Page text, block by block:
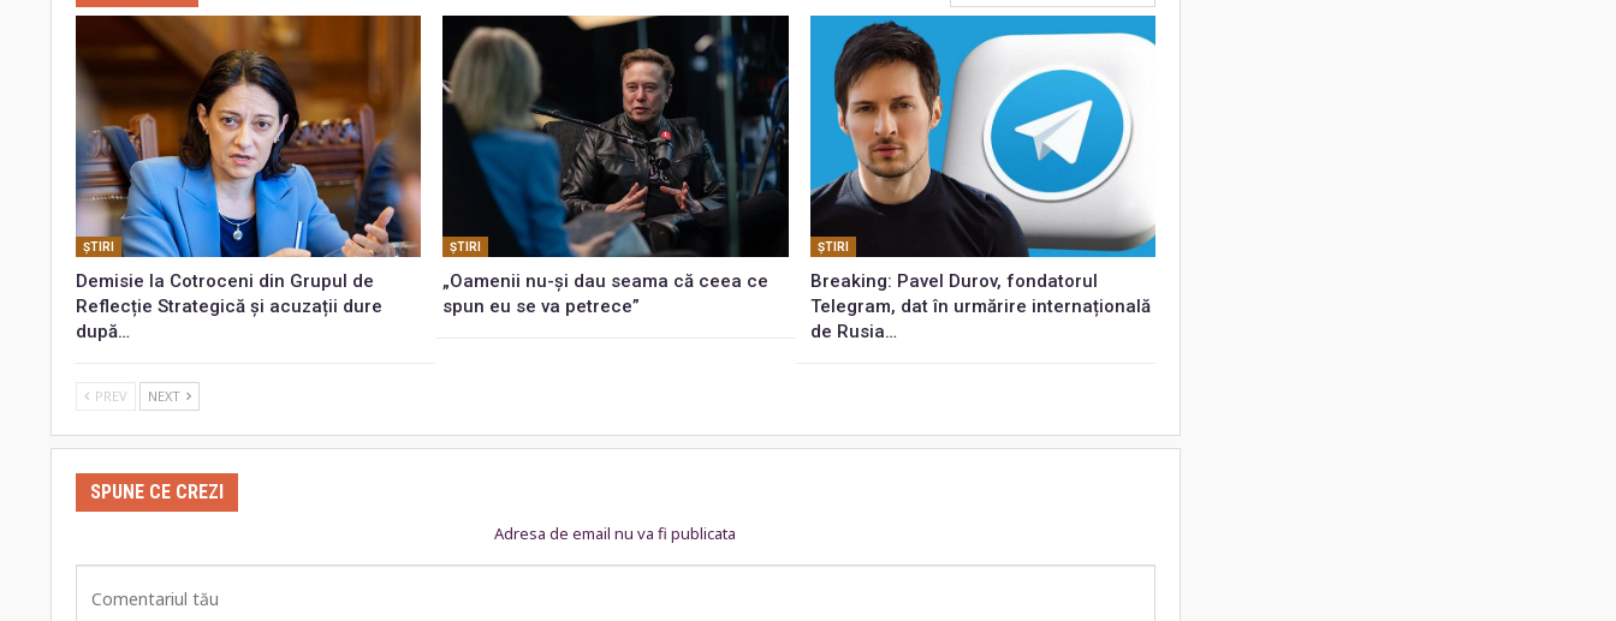
ŞTIRI
Demisie la Cotroceni din Grupul de
Reflecție Strategică și acuzații dure
după…
ŞTIRI
„Oamenii nu-și dau seama că ceea ce
spun eu se va petrece”
ŞTIRI
Breaking: Pavel Durov, fondatorul
Telegram, dat în urmărire internațională
de Rusia…
PREV NEXT
SPUNE CE CREZI
Adresa de email nu va fi publicata